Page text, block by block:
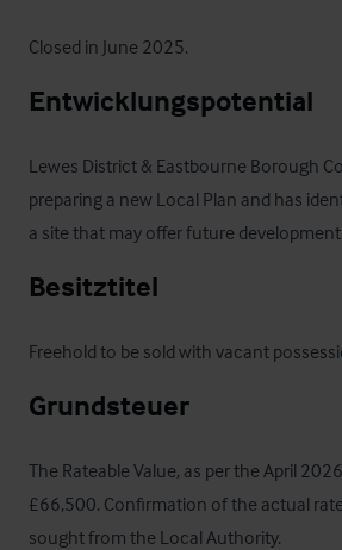
Closed in June 2025.
Entwicklungspotential
Lewes District & Eastbourne Borough
preparing a new Local Plan and has
a site that may offer future
Besitztitel
Freehold to be sold with vacant
Grundsteuer
The Rateable Value, as per the April
£66,500. Confirmation of the actual
sought from the Local Authority.